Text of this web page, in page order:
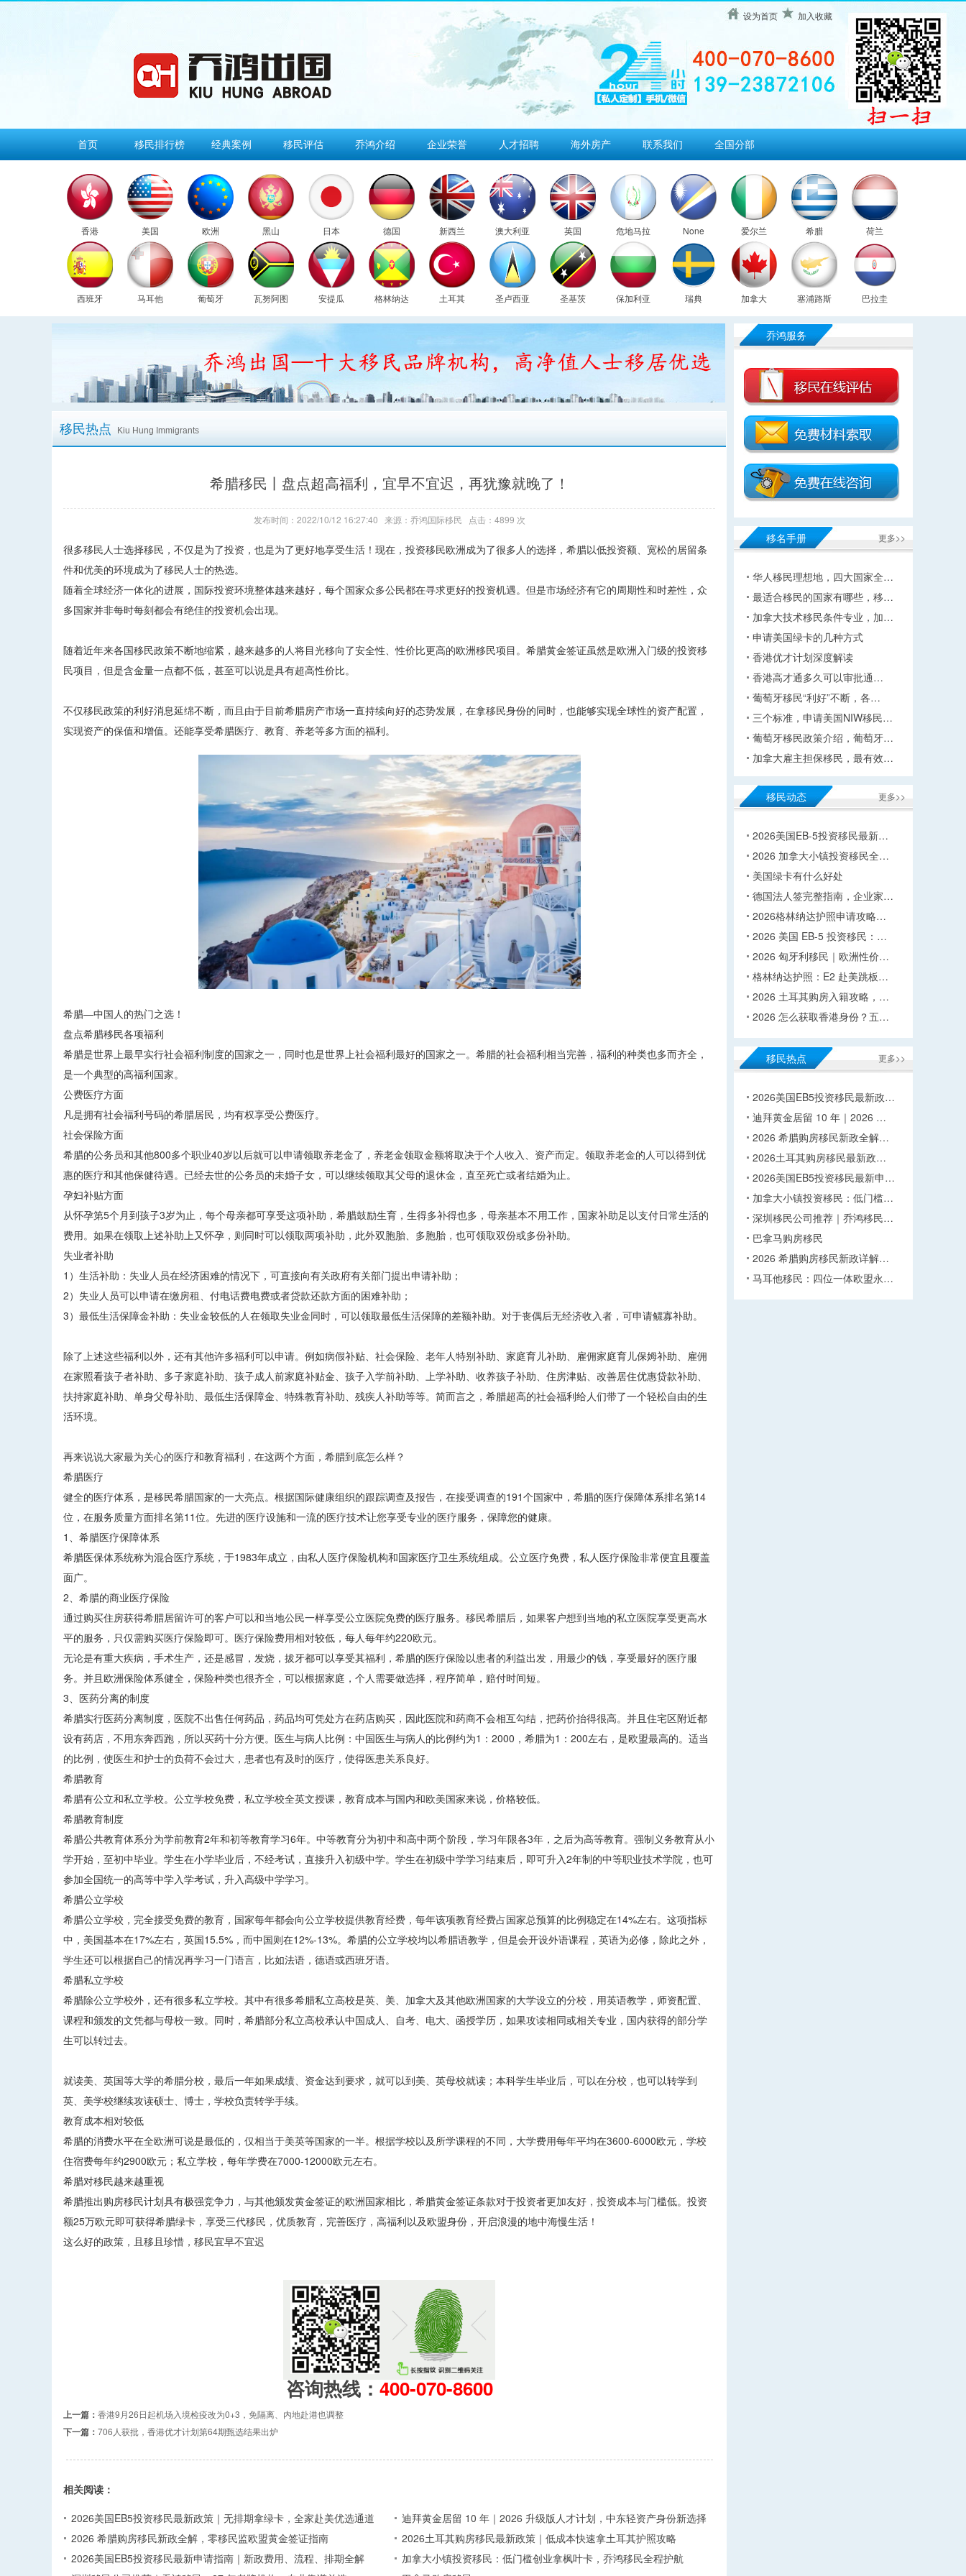
设为首页 加入收藏
首页 移民排行榜 经典案例 移民评估 乔鸿介绍 企业荣誉 人才招聘 海外房产 联系我们 全国分部
香港 美国 欧洲 黑山 日本 德国 新西兰 澳大利亚 英国 危地马拉 None 爱尔兰 希腊 荷兰
西班牙 马耳他 葡萄牙 瓦努阿图 安提瓜 格林纳达 土耳其 圣卢西亚 圣基茨 保加利亚 瑞典 加拿大 塞浦路斯 巴拉圭
移民热点 Kiu Hung Immigrants
希腊移民丨盘点超高福利，宜早不宜迟，再犹豫就晚了！
发布时间：2022/10/12 16:27:40 来源：乔鸿国际移民 点击：4899 次
很多移民人士选择移民，不仅是为了投资，也是为了更好地享受生活！现在，投资移民欧洲成为了很多人的选择，希腊以低投资额、宽松的居留条
件和优美的环境成为了移民人士的热选。
随着全球经济一体化的进展，国际投资环境整体越来越好，每个国家众多公民都在寻求更好的投资机遇。但是市场经济有它的周期性和时差性，众
多国家并非每时每刻都会有绝佳的投资机会出现。
随着近年来各国移民政策不断地缩紧，越来越多的人将目光移向了安全性、性价比更高的欧洲移民项目。 希腊黄金签证虽然是欧洲入门级的投资移
民项目，但是含金量一点都不低，甚至可以说是具有超高性价比。
不仅移民政策的利好消息延绵不断，而且由于目前希腊房产市场一直持续向好的态势发展，在拿移民身份的同时，也能够实现全球性的资产配置，
实现资产的保值和增值。还能享受希腊医疗、教育、养老等多方面的福利。
希腊—中国人的热门之选！
盘点希腊移民各项福利
希腊是世界上最早实行社会福利制度的国家之一，同时也是世界上社会福利最好的国家之一。希腊的社会福利相当完善，福利的种类也多而齐全，
是一个典型的高福利国家。
公费医疗方面
凡是拥有社会福利号码的希腊居民，均有权享受公费医疗。
社会保险方面
希腊的公务员和其他800多个职业40岁以后就可以申请领取养老金了，养老金领取金额将取决于个人收入、资产而定。领取养老金的人可以得到优
惠的医疗和其他保健待遇。已经去世的公务员的未婚子女，可以继续领取其父母的退休金，直至死亡或者结婚为止。
孕妇补贴方面
从怀孕第5个月到孩子3岁为止，每个母亲都可享受这项补助，希腊鼓励生育，生得多补得也多，母亲基本不用工作，国家补助足以支付日常生活的
费用。如果在领取上述补助上又怀孕，则同时可以领取两项补助，此外双胞胎、多胞胎，也可领取双份或多份补助。
失业者补助
1）生活补助：失业人员在经济困难的情况下，可直接向有关政府有关部门提出申请补助；
2）失业人员可以申请在缴房租、付电话费电费或者贷款还款方面的困难补助；
3）最低生活保障金补助：失业金较低的人在领取失业金同时，可以领取最低生活保障的差额补助。对于丧偶后无经济收入者，可申请鳏寡补助。
除了上述这些福利以外，还有其他许多福利可以申请。例如病假补贴、社会保险、老年人特别补助、家庭育儿补助、雇佣家庭育儿保姆补助、雇佣
在家照看孩子者补助、多子家庭补助、孩子成人前家庭补贴金、孩子入学前补助、上学补助、收养孩子补助、住房津贴、改善居住优惠贷款补助、
扶持家庭补助、单身父母补助、最低生活保障金、特殊教育补助、残疾人补助等等。简而言之，希腊超高的社会福利给人们带了一个轻松自由的生
活环境。
再来说说大家最为关心的医疗和教育福利，在这两个方面，希腊到底怎么样？
希腊医疗
健全的医疗体系，是移民希腊国家的一大亮点。根据国际健康组织的跟踪调查及报告，在接受调查的191个国家中，希腊的医疗保障体系排名第14
位，在服务质量方面排名第11位。先进的医疗设施和一流的医疗技术让您享受专业的医疗服务，保障您的健康。
1、希腊医疗保障体系
希腊医保体系统称为混合医疗系统，于1983年成立，由私人医疗保险机构和国家医疗卫生系统组成。公立医疗免费，私人医疗保险非常便宜且覆盖
面广。
2、希腊的商业医疗保险
通过购买住房获得希腊居留许可的客户可以和当地公民一样享受公立医院免费的医疗服务。移民希腊后，如果客户想到当地的私立医院享受更高水
平的服务，只仅需购买医疗保险即可。医疗保险费用相对较低，每人每年约220欧元。
无论是有重大疾病，手术生产，还是感冒，发烧，拔牙都可以享受其福利，希腊的医疗保险以患者的利益出发，用最少的钱，享受最好的医疗服
务。并且欧洲保险体系健全，保险种类也很齐全，可以根据家庭，个人需要做选择，程序简单，赔付时间短。
3、医药分离的制度
希腊实行医药分离制度，医院不出售任何药品，药品均可凭处方在药店购买，因此医院和药商不会相互勾结，把药价抬得很高。并且住宅区附近都
设有药店，不用东奔西跑，所以买药十分方便。医生与病人比例：中国医生与病人的比例约为1：2000，希腊为1：200左右，是欧盟最高的。适当
的比例，使医生和护士的负荷不会过大，患者也有及时的医疗，使得医患关系良好。
希腊教育
希腊有公立和私立学校。公立学校免费，私立学校全英文授课，教育成本与国内和欧美国家来说，价格较低。
希腊教育制度
希腊公共教育体系分为学前教育2年和初等教育学习6年。中等教育分为初中和高中两个阶段，学习年限各3年，之后为高等教育。强制义务教育从小
学开始，至初中毕业。学生在小学毕业后，不经考试，直接升入初级中学。学生在初级中学学习结束后，即可升入2年制的中等职业技术学院，也可
参加全国统一的高等中学入学考试，升入高级中学学习。
希腊公立学校
希腊公立学校，完全接受免费的教育，国家每年都会向公立学校提供教育经费，每年该项教育经费占国家总预算的比例稳定在14%左右。这项指标
中，美国基本在17%左右，英国15.5%，而中国则在12%-13%。希腊的公立学校均以希腊语教学，但是会开设外语课程，英语为必修，除此之外，
学生还可以根据自己的情况再学习一门语言，比如法语，德语或西班牙语。
希腊私立学校
希腊除公立学校外，还有很多私立学校。其中有很多希腊私立高校是英、美、加拿大及其他欧洲国家的大学设立的分校，用英语教学，师资配置、
课程和颁发的文凭都与母校一致。同时，希腊部分私立高校承认中国成人、自考、电大、函授学历，如果攻读相同或相关专业，国内获得的部分学
生可以转过去。
就读美、英国等大学的希腊分校，最后一年如果成绩、资金达到要求，就可以到美、英母校就读；本科学生毕业后，可以在分校，也可以转学到
英、美学校继续攻读硕士、博士，学校负责转学手续。
教育成本相对较低
希腊的消费水平在全欧洲可说是最低的，仅相当于美英等国家的一半。根据学校以及所学课程的不同，大学费用每年平均在3600-6000欧元，学校
住宿费每年约2900欧元；私立学校，每年学费在7000-12000欧元左右。
希腊对移民越来越重视
希腊推出购房移民计划具有极强竞争力，与其他颁发黄金签证的欧洲国家相比，希腊黄金签证条款对于投资者更加友好，投资成本与门槛低。投资
额25万欧元即可获得希腊绿卡，享受三代移民，优质教育，完善医疗，高福利以及欧盟身份，开启浪漫的地中海慢生活！
这么好的政策，且移且珍惜，移民宜早不宜迟
咨询热线： 400-070-8600
上一篇： 香港9月26日起机场入境检疫改为0+3，免隔离、内地赴港也调整
下一篇： 706人获批，香港优才计划第64期甄选结果出炉
相关阅读：
2026美国EB5投资移民最新政策｜无排期拿绿卡，全家赴美优选通道
迪拜黄金居留 10 年｜2026 升级版人才计划，中东轻资产身份新选择
2026 希腊购房移民新政全解，零移民监欧盟黄金签证指南
2026土耳其购房移民最新政策｜低成本快速拿土耳其护照攻略
2026美国EB5投资移民最新申请指南｜新政费用、流程、排期全解
加拿大小镇投资移民：低门槛创业拿枫叶卡，乔鸿移民全程护航
乔鸿服务
更多>>
移名手册
华人移民理想地，四大国家全…
最适合移民的国家有哪些，移…
加拿大技术移民条件专业，加…
申请美国绿卡的几种方式
香港优才计划深度解读
香港高才通多久可以审批通…
葡萄牙移民“利好”不断，各…
三个标准，申请美国NIW移民…
葡萄牙移民政策介绍，葡萄牙…
加拿大雇主担保移民，最有效…
更多>>
移民动态
2026美国EB-5投资移民最新…
2026 加拿大小镇投资移民全…
美国绿卡有什么好处
德国法人签完整指南，企业家…
2026格林纳达护照申请攻略…
2026 美国 EB-5 投资移民：…
2026 匈牙利移民｜欧洲性价…
格林纳达护照：E2 赴美跳板…
2026 土耳其购房入籍攻略，…
2026 怎么获取香港身份？五…
更多>>
移民热点
2026美国EB5投资移民最新政…
迪拜黄金居留 10 年｜2026 …
2026 希腊购房移民新政全解…
2026土耳其购房移民最新政…
2026美国EB5投资移民最新申…
加拿大小镇投资移民：低门槛…
深圳移民公司推荐｜乔鸿移民…
巴拿马购房移民
2026 希腊购房移民新政详解…
马耳他移民：四位一体欧盟永…